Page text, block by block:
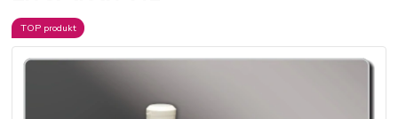
TOP produkt